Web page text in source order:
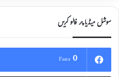
سوشل میڈیا پر فالو کریں
0
Fans